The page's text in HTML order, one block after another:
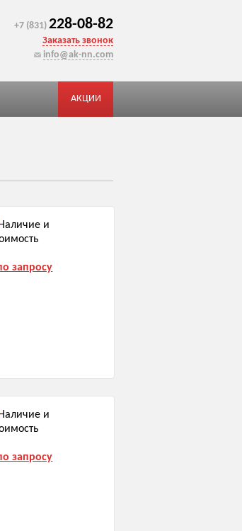
+7 (831) 228-08-82
Заказать звонок
info@ak-nn.com
АКЦИИ
и
запросу
и
запросу